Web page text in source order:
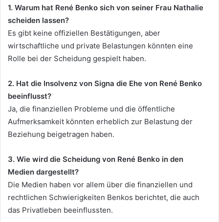
1. Warum hat René Benko sich von seiner Frau Nathalie
scheiden lassen?
Es gibt keine offiziellen Bestätigungen, aber
wirtschaftliche und private Belastungen könnten eine
Rolle bei der Scheidung gespielt haben.
2. Hat die Insolvenz von Signa die Ehe von René Benko
beeinflusst?
Ja, die finanziellen Probleme und die öffentliche
Aufmerksamkeit könnten erheblich zur Belastung der
Beziehung beigetragen haben.
3. Wie wird die Scheidung von René Benko in den
Medien dargestellt?
Die Medien haben vor allem über die finanziellen und
rechtlichen Schwierigkeiten Benkos berichtet, die auch
das Privatleben beeinflussten.